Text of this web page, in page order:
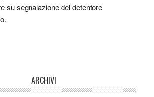
su segnalazione del detentore
ARCHIVI